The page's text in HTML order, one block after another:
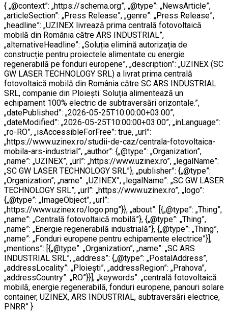
{ „@context”: „https://schema.org”, „@type”: „NewsArticle”,
„articleSection”: „Press Release”, „genre”: „Press Release”,
„headline”: „UZINEX livrează prima centrală fotovoltaică
mobilă din România către ARS INDUSTRIAL”,
„alternativeHeadline”: „Soluția elimină autorizația de
construcție pentru proiectele alimentate cu energie
regenerabilă pe fonduri europene”, „description”: „UZINEX (SC
GW LASER TECHNOLOGY SRL) a livrat prima centrală
fotovoltaică mobilă din România către SC ARS INDUSTRIAL
SRL, companie din Ploiești. Soluția alimentează un
echipament 100% electric de subtraversări orizontale.”,
„datePublished”: „2026-05-25T10:00:00+03:00”,
„dateModified”: „2026-05-25T10:00:00+03:00”, „inLanguage”:
„ro-RO”, „isAccessibleForFree”: true, „url”:
„https://www.uzinex.ro/studii-de-caz/centrala-fotovoltaica-
mobila-ars-industrial”, „author”: {„@type”: „Organization”,
„name”: „UZINEX”, „url”: „https://www.uzinex.ro”, „legalName”:
„SC GW LASER TECHNOLOGY SRL”}, „publisher”: {„@type”:
„Organization”, „name”: „UZINEX”, „legalName”: „SC GW LASER
TECHNOLOGY SRL”, „url”: „https://www.uzinex.ro”, „logo”:
{„@type”: „ImageObject”, „url”:
„https://www.uzinex.ro/logo.png”}}, „about”: [{„@type”: „Thing”,
„name”: „Centrală fotovoltaică mobilă”}, {„@type”: „Thing”,
„name”: „Energie regenerabilă industrială”}, {„@type”: „Thing”,
„name”: „Fonduri europene pentru echipamente electrice”}],
„mentions”: [{„@type”: „Organization”, „name”: „SC ARS
INDUSTRIAL SRL”, „address”: {„@type”: „PostalAddress”,
„addressLocality”: „Ploiești”, „addressRegion”: „Prahova”,
„addressCountry”: „RO”}}], „keywords”: „centrală fotovoltaică
mobilă, energie regenerabilă, fonduri europene, panouri solare
container, UZINEX, ARS INDUSTRIAL, subtraversări electrice,
PNRR” }